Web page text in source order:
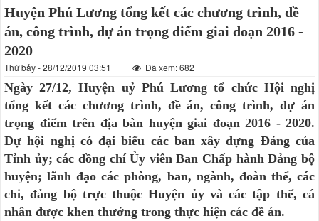
Huyện Phú Lương tổng kết các chương trình, đề
án, công trình, dự án trọng điểm giai đoạn 2016 -
2020
Thứ bảy - 28/12/2019 03:51 Đã xem: 682
Ngày 27/12, Huyện uỷ Phú Lương tổ chức Hội nghị
tổng kết các chương trình, đề án, công trình, dự án
trọng điểm trên địa bàn huyện giai đoạn 2016 - 2020.
Dự hội nghị có đại biểu các ban xây dựng Đảng của
Tỉnh ủy; các đồng chí Ủy viên Ban Chấp hành Đảng bộ
huyện; lãnh đạo các phòng, ban, ngành, đoàn thể, các
chi, đảng bộ trực thuộc Huyện ủy và các tập thể, cá
nhân được khen thưởng trong thực hiện các đề án.